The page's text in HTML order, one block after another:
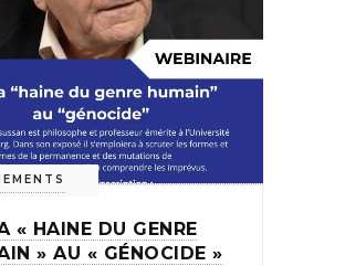
« HAINE DU GENRE
» AU « GÉNOCIDE »